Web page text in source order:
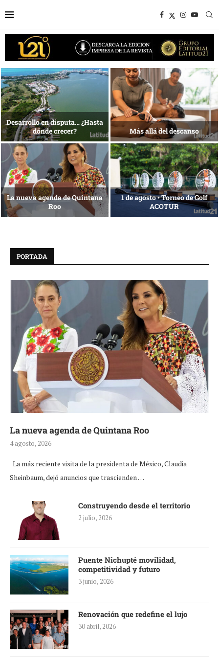
1 al 28 de agosto •
Fundación Isleña
Energía que Impulsa la
competitividad
Reconocimiento de viajeros La esencia del servicio
PORTADA
La nueva agenda de Quintana Roo
4 agosto, 2026
La más reciente visita de la presidenta de México, Claudia
Sheinbaum, dejó anuncios que trascienden …
Construyendo desde el territorio
2 julio, 2026
Puente Nichupté movilidad,
competitividad y futuro
3 junio, 2026
Renovación que redefine el lujo
30 abril, 2026